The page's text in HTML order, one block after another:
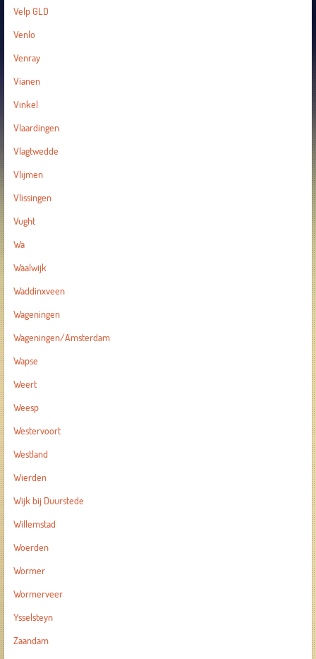
Velp GLD
Venlo
Venray
Vianen
Vinkel
Vlaardingen
Vlagtwedde
Vlijmen
Vlissingen
Vught
Wa
Waalwijk
Waddinxveen
Wageningen
Wageningen/Amsterdam
Wapse
Weert
Weesp
Westervoort
Westland
Wierden
Wijk bij Duurstede
Willemstad
Woerden
Wormer
Wormerveer
Ysselsteyn
Zaandam